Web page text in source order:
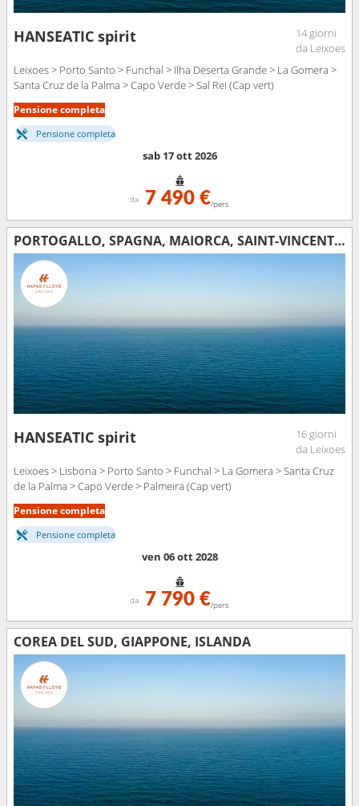
HANSEATIC spirit
14 giorni
da Leixoes
Leixoes > Porto Santo > Funchal > Ilha Deserta Grande > La Gomera >
Santa Cruz de la Palma > Capo Verde > Sal Rei (Cap vert)
Pensione completa
Pensione completa
sab 17 ott 2026
da 7 490 €/pers
PORTOGALLO, SPAGNA, MAIORCA, SAINT-VINCENT E LE GRENADINE, CAPO VERDE
HANSEATIC spirit
16 giorni
da Leixoes
Leixoes > Lisbona > Porto Santo > Funchal > La Gomera > Santa Cruz
de la Palma > Capo Verde > Palmeira (Cap vert)
Pensione completa
Pensione completa
ven 06 ott 2028
da 7 790 €/pers
COREA DEL SUD, GIAPPONE, ISLANDA